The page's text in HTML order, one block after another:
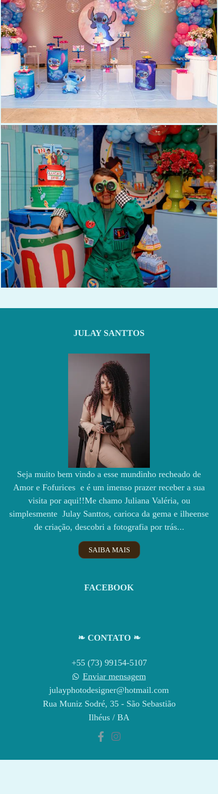
509
632 0
JULAY SANTTOS
Seja muito bem vindo a esse mundinho recheado de
Amor e Fofurices e é um imenso prazer receber a sua
visita por aqui!!Me chamo Juliana Valéria, ou
simplesmente Julay Santtos, carioca da gema e ilheense
de criação, descobri a fotografia por trás...
SAIBA MAIS
FACEBOOK
❧ CONTATO ❧
+55 (73) 99154-5107
Enviar mensagem
julayphotodesigner@hotmail.com
Rua Muniz Sodré, 35 - São Sebastião
Ilhéus / BA